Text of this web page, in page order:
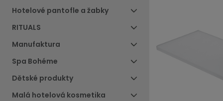
Hotelové pantofle a žabky
RITUALS
Manufaktura
Spa Bohéme
Dětské produkty
Malá hotelová kosmetika